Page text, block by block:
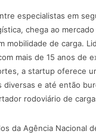
especialistas em
chega ao mercado
mobilidade de carga.
mais de 15 anos de
a startup oferece
diversas e até então
rodoviário de
da Agência Nacional